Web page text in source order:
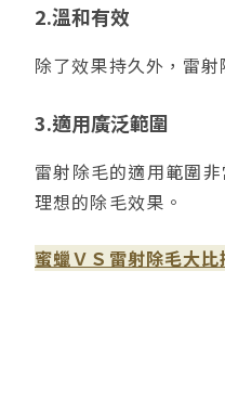
2.溫和有效
除了效果持久外，雷
3.適用廣泛範圍
雷射除毛的適用範圍
理想的除毛效果。
蜜蠟ＶＳ雷射除毛大